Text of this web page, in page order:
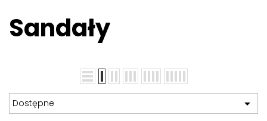
Sandały
Dostępne 